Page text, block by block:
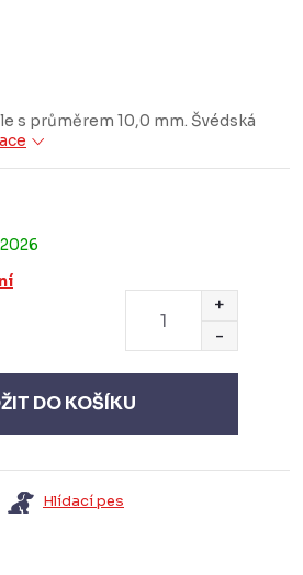
s průměrem 10,0 mm. Švédská
DO KOŠÍKU
Hlídací pes